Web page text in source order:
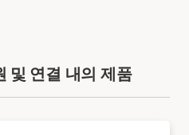
및 연결 내의 제품